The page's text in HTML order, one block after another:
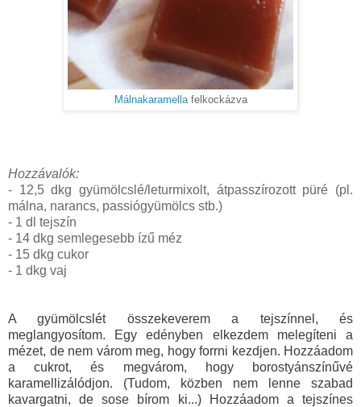
Málnakaramellafelkockázva
Hozzávalók:
- 12,5 dkg gyümölcslé/leturmixolt, átpasszírozott püré (pl.
málna, narancs, passiógyümölcs stb.)
- 1 dl tejszín
- 14 dkg semlegesebb ízű méz
- 15 dkg cukor
- 1 dkg vaj
A gyümölcslét összekeverem a tejszínnel, és
meglangyosítom. Egy edényben elkezdem melegíteni a
mézet, de nem várom meg, hogy forrni kezdjen. Hozzáadom
a cukrot, és megvárom, hogy borostyánszínűvé
karamellizálódjon. (Tudom, közben nem lenne szabad
kavargatni, de sose bírom ki...) Hozzáadom a tejszínes